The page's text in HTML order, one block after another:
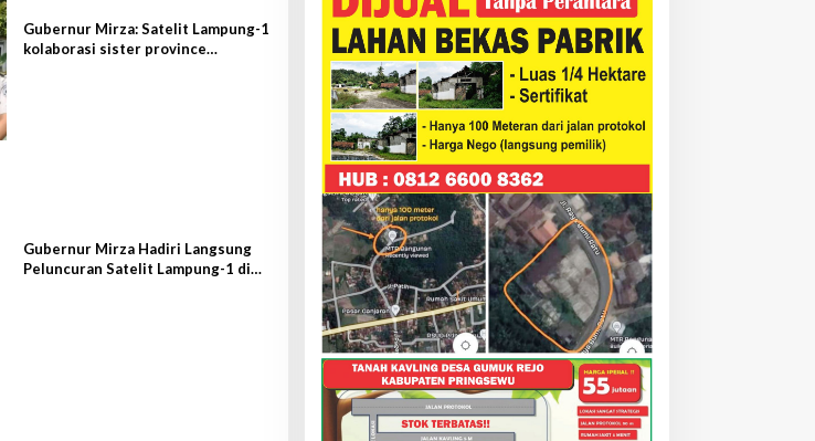
Gubernur Mirza: Satelit Lampung-1
kolaborasi sister province
Gubernur Mirza Hadiri Langsung
Peluncuran Satelit Lampung-1 di